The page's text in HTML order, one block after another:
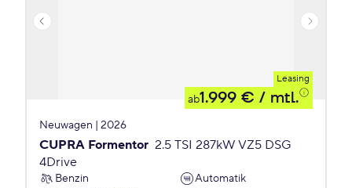
Leasing
ab1.999 € / mtl.
Neuwagen | 2026
CUPRA Formentor 2.5 TSI 287kW VZ5 DSG
4Drive
Benzin
Automatik